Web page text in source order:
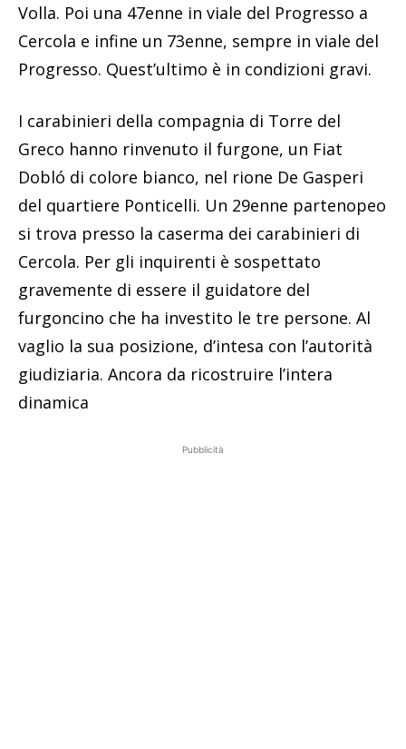
Volla. Poi una 47enne in viale del Progresso a
Cercola e infine un 73enne, sempre in viale del
Progresso. Quest’ultimo è in condizioni gravi.
I carabinieri della compagnia di Torre del
Greco hanno rinvenuto il furgone, un Fiat
Dobló di colore bianco, nel rione De Gasperi
del quartiere Ponticelli. Un 29enne partenopeo
si trova presso la caserma dei carabinieri di
Cercola. Per gli inquirenti è sospettato
gravemente di essere il guidatore del
furgoncino che ha investito le tre persone. Al
vaglio la sua posizione, d’intesa con l’autorità
giudiziaria. Ancora da ricostruire l’intera
dinamica
Pubblicità